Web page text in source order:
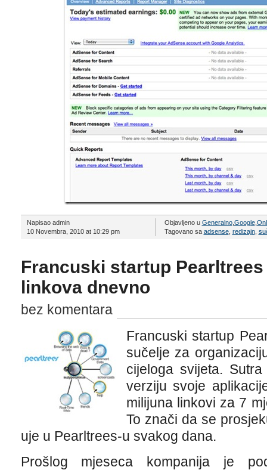
Napisao admin
10 Novembra, 2010 at 10:29 pm
Objavljeno u Generalno, Google,
Tagovano sa adsense, redizajn,
Francuski startup Pearltrees
linkova dnevno
bez komentara
Francuski startup
sučelje za
cijeloga svijeta.
verziju svoje
milijuna linkovi za 7
To znači da se
uje u Pearltrees-u svakog dana.
Prošlog mjeseca kompanija je